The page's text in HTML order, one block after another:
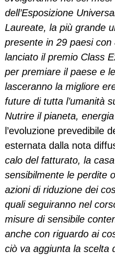
dell’Esposizione
Laureate, la più grande
presente in 29 paesi
lanciato il premio Class
per premiare il paese e
lasceranno la migliore
future di tutta l’umanità
Nutrire il pianeta,
l’evoluzione prevedibile
esternata dalla nota
calo del fatturato, la
sensibilmente le perdite
azioni di riduzione dei
quali seguiranno nel
misure di sensibile
anche con riguardo ai
ciò va aggiunta la scelta